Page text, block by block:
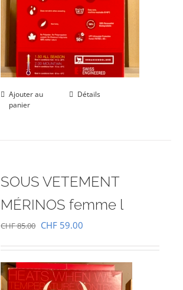
Ajouter au
panier
Détails
SOUS VETEMENT
MÉRINOS femme l
CHF85.00 Le
initial
était :
CHF 59.00
actuel
est :